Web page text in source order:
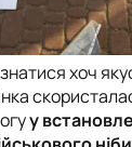
хоч
у